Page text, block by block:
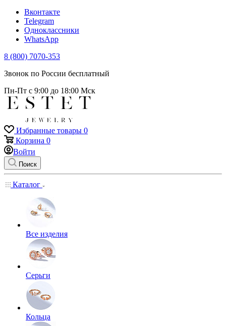
Вконтакте
Telegram
Одноклассники
WhatsApp
8 (800) 7070-353
Звонок по России бесплатный
Пн-Пт с 9:00 до 18:00 Мск
Избранные товары 0
Корзина 0
Войти
Поиск
Каталог
Все изделия
Серьги
Кольца